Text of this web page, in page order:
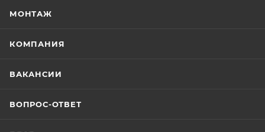
МОНТАЖ
КОМПАНИЯ
ВАКАНСИИ
ВОПРОС-ОТВЕТ